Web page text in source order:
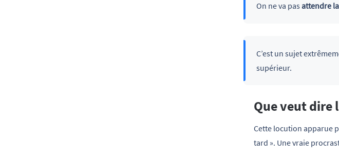
On ne va pas attendre
C’est un sujet
supérieur.
Que veut dire
Cette locution apparue
tard ». Une vraie